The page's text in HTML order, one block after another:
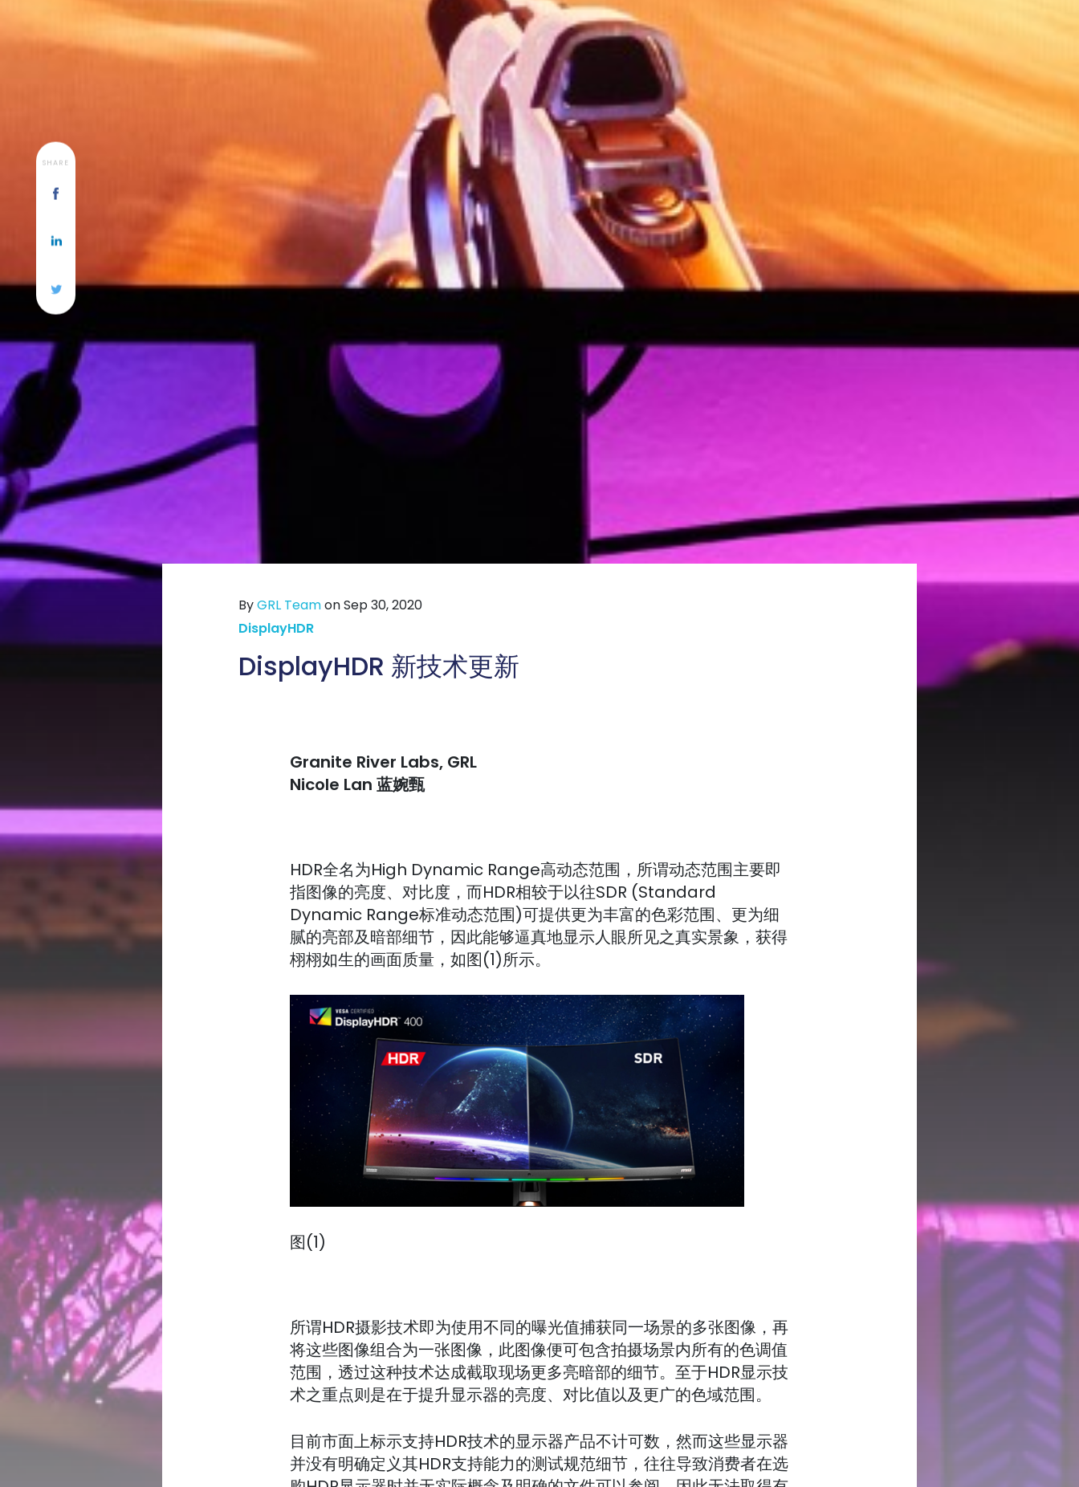
ByGRL Teamon Sep 30, 2020
DisplayHDR
DisplayHDR 新技术更新
SHARE
Granite River Labs, GRL
Nicole Lan 蓝婉甄
HDR全名为High Dynamic Range高动态范围，所谓动态范围主要即
指图像的亮度、对比度，而HDR相较于以往SDR (Standard
Dynamic Range标准动态范围)可提供更为丰富的色彩范围、更为细
腻的亮部及暗部细节，因此能够逼真地显示人眼所见之真实景象，获得
栩栩如生的画面质量，如图(1)所示。
图(1)
所谓HDR摄影技术即为使用不同的曝光值捕获同一场景的多张图像，再
将这些图像组合为一张图像，此图像便可包含拍摄场景内所有的色调值
范围，透过这种技术达成截取现场更多亮暗部的细节。至于HDR显示技
术之重点则是在于提升显示器的亮度、对比值以及更广的色域范围。
目前市面上标示支持HDR技术的显示器产品不计可数，然而这些显示器
并没有明确定义其HDR支持能力的测试规范细节，往往导致消费者在选